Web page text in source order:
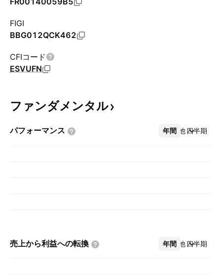
FIGI
BBG012QCK462
CFIコード
ESVUFN
ファンダメンタル
パフォーマンス 年間 四半期
その他
売上から利益への転換 年間 四半期
その他